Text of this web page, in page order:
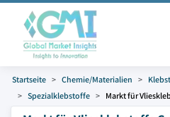
Startseite Chemie/Materialien
Spezialklebstoffe
Markt für